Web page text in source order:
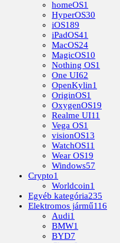
homeOS1
HyperOS30
iOS189
iPadOS41
MacOS24
MagicOS10
Nothing OS1
One UI62
OpenKylin1
OriginOS1
OxygenOS19
Realme UI11
Vega OS1
visionOS13
WatchOS11
Wear OS19
Windows57
Crypto1
Worldcoin1
Egyéb kategória235
Elektromos jármű116
Audi1
BMW1
BYD7